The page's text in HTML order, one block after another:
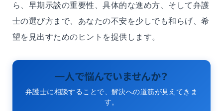
ら、早期示談の重要性、具体的な進め方、そして弁護
士の選び方まで、あなたの不安を少しでも和らげ、希
望を見出すためのヒントを提供します。
一人で悩んでいませんか？
弁護士に相談することで、解決への道筋が見えてきま
す。